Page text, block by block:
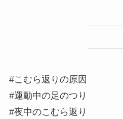
#こむら返りの原因
#運動中の足のつり
#夜中のこむら返り